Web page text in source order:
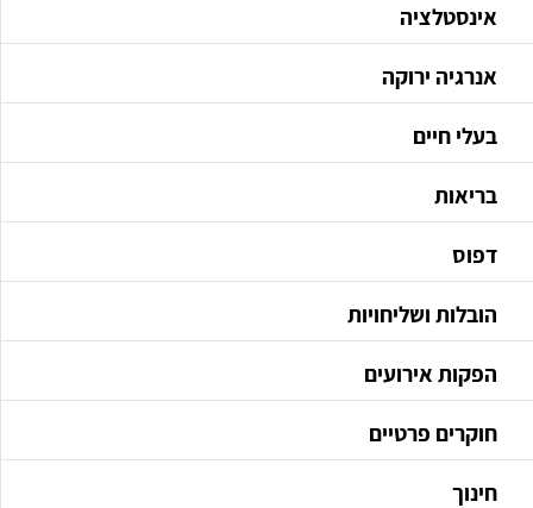
אינסטלציה
אנרגיה ירוקה
בעלי חיים
בריאות
דפוס
הובלות ושליחויות
הפקות אירועים
חוקרים פרטיים
חינוך